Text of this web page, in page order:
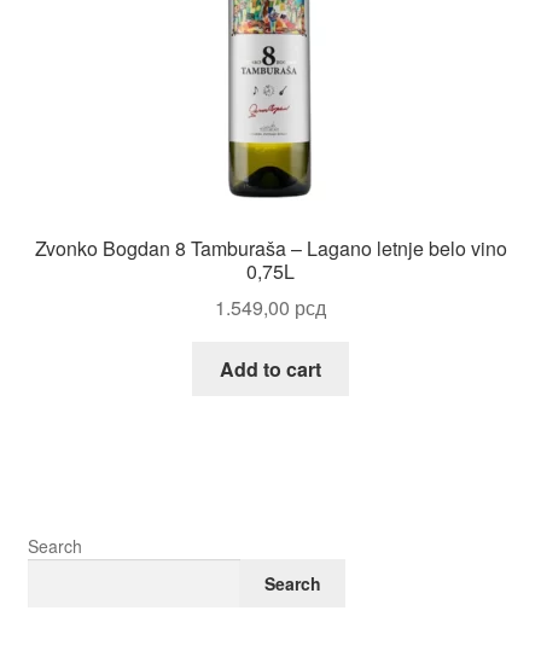
Zvonko Bogdan 8 Tamburaša – Lagano letnje belo vino
0,75L
1.549,00 рсд
Add to cart
Search
Search